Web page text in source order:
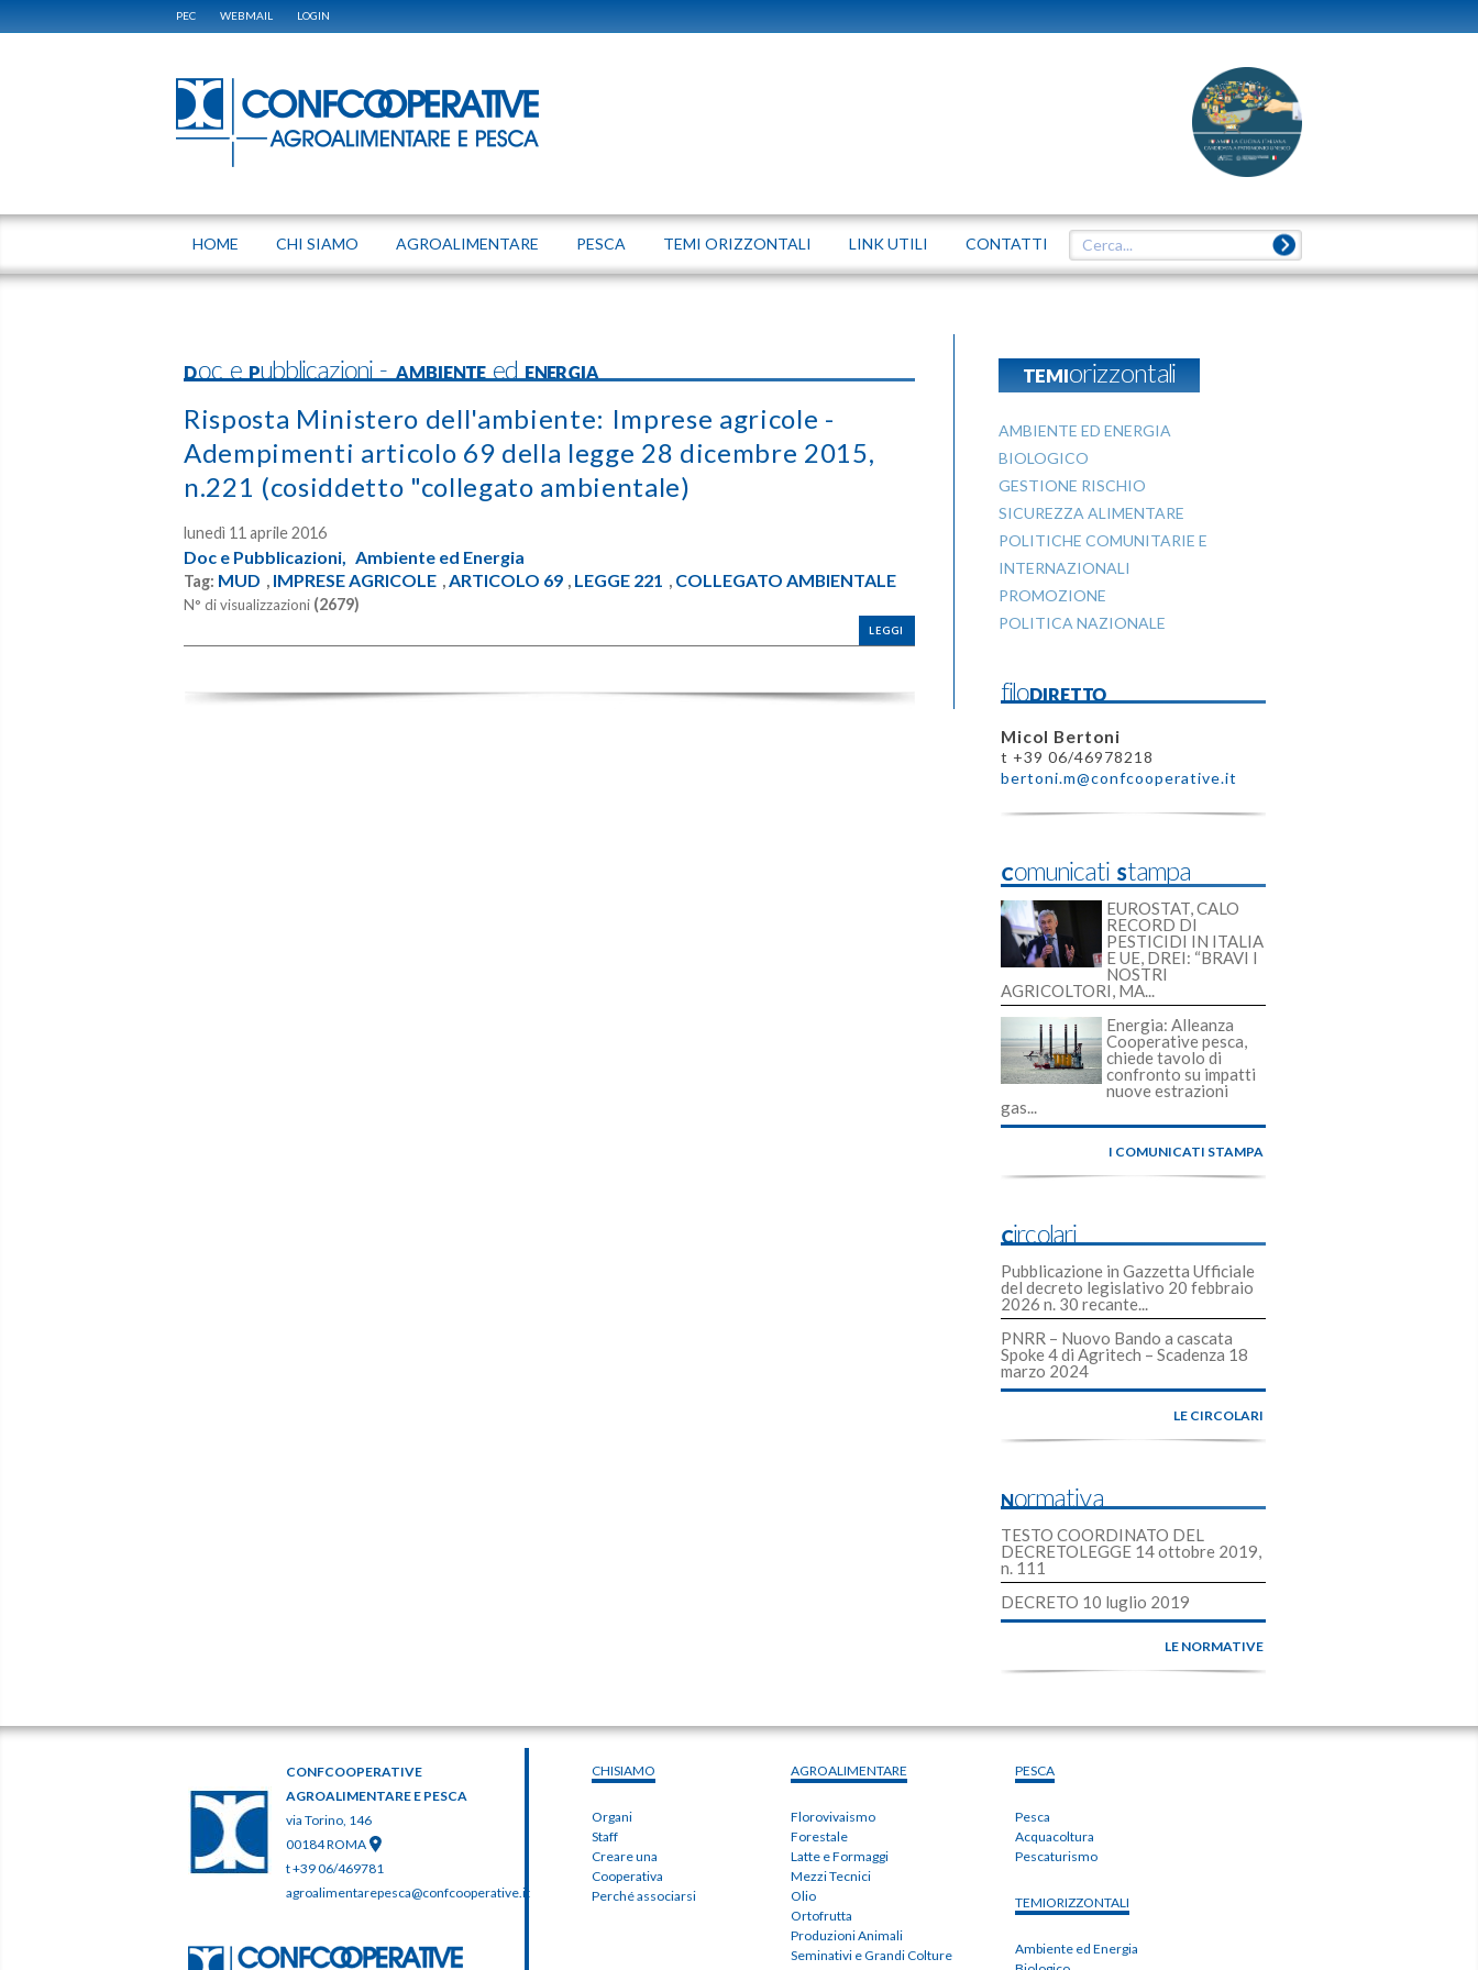
PEC WEBMAIL LOGIN
HOME CHI SIAMO AGROALIMENTARE PESCA TEMI ORIZZONTALI LINK UTILI CONTATTI
Doc e Pubblicazioni - AMBIENTE ed ENERGIA
Risposta Ministero dell'ambiente: Imprese agricole -
Adempimenti articolo 69 della legge 28 dicembre 2015,
n.221 (cosiddetto "collegato ambientale)
lunedì 11 aprile 2016
Doc e Pubblicazioni, Ambiente ed Energia
Tag: MUD , IMPRESE AGRICOLE , ARTICOLO 69 , LEGGE 221 , COLLEGATO AMBIENTALE
N° di visualizzazioni (2679)
LEGGI
TEMIorizzontali
AMBIENTE ED ENERGIA
BIOLOGICO
GESTIONE RISCHIO
SICUREZZA ALIMENTARE
POLITICHE COMUNITARIE E
INTERNAZIONALI
PROMOZIONE
POLITICA NAZIONALE
filoDIRETTO
Micol Bertoni
t +39 06/46978218
bertoni.m@confcooperative.it
Comunicati Stampa
EUROSTAT, CALO
RECORD DI
PESTICIDI IN ITALIA
E UE, DREI: “BRAVI I
NOSTRI
AGRICOLTORI, MA...
Energia: Alleanza
Cooperative pesca,
chiede tavolo di
confronto su impatti
nuove estrazioni
gas...
I COMUNICATI STAMPA
Circolari
Pubblicazione in Gazzetta Ufficiale
del decreto legislativo 20 febbraio
2026 n. 30 recante...
PNRR – Nuovo Bando a cascata
Spoke 4 di Agritech – Scadenza 18
marzo 2024
LE CIRCOLARI
Normativa
TESTO COORDINATO DEL
DECRETOLEGGE 14 ottobre 2019,
n. 111
DECRETO 10 luglio 2019
LE NORMATIVE
CONFCOOPERATIVE
AGROALIMENTARE E PESCA
via Torino, 146
00184 ROMA
t +39 06/469781
agroalimentarepesca@confcooperative.it
CHISIAMO
Organi
Staff
Creare una
Cooperativa
Perché associarsi
AGROALIMENTARE
Florovivaismo
Forestale
Latte e Formaggi
Mezzi Tecnici
Olio
Ortofrutta
Produzioni Animali
Seminativi e Grandi Colture
PESCA
Pesca
Acquacoltura
Pescaturismo
TEMIORIZZONTALI
Ambiente ed Energia